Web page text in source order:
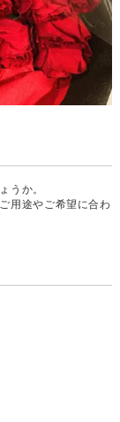
うか。
用途やご希望に合わ